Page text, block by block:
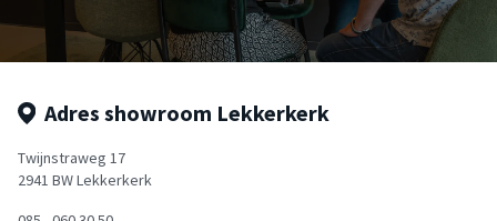
Adres showroom Lekkerkerk
Twijnstraweg 17
2941 BW Lekkerkerk